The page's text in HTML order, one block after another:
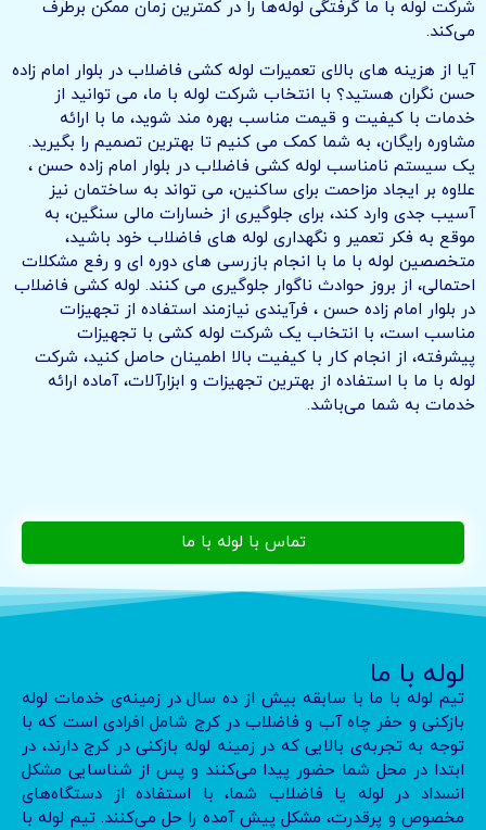
شرکت لوله با ما گرفتگی لوله‌ها را در کمترین زمان ممکن برطرف
می‌کند.
آیا از هزینه های بالای تعمیرات لوله کشی فاضلاب در بلوار امام زاده
حسن نگران هستید؟ با انتخاب شرکت لوله با ما، می توانید از
خدمات با کیفیت و قیمت مناسب بهره مند شوید، ما با ارائه
مشاوره رایگان، به شما کمک می کنیم تا بهترین تصمیم را بگیرید.
یک سیستم نامناسب لوله کشی فاضلاب در بلوار امام زاده حسن ،
علاوه بر ایجاد مزاحمت برای ساکنین، می تواند به ساختمان نیز
آسیب جدی وارد کند، برای جلوگیری از خسارات مالی سنگین، به
موقع به فکر تعمیر و نگهداری لوله های فاضلاب خود باشید،
متخصصین لوله با ما با انجام بازرسی های دوره ای و رفع مشکلات
احتمالی، از بروز حوادث ناگوار جلوگیری می کنند. لوله کشی فاضلاب
در بلوار امام زاده حسن ، فرآیندی نیازمند استفاده از تجهیزات
مناسب است، با انتخاب یک شرکت لوله کشی با تجهیزات
پیشرفته، از انجام کار با کیفیت بالا اطمینان حاصل کنید، شرکت
لوله با ما با استفاده از بهترین تجهیزات و ابزارآلات، آماده ارائه
خدمات به شما می‌باشد.
تماس با لوله با ما
لوله با ما
تیم لوله با ما با سابقه بیش از ده سال در زمینه‌ی خدمات لوله
بازکنی و حفر چاه آب و فاضلاب در کرج شامل افرادی است که با
توجه به تجربه‌ی بالایی که در زمینه لوله بازکنی در کرج دارند، در
ابتدا در محل شما حضور پیدا می‌کنند و پس از شناسایی مشکل
انسداد در لوله یا فاضلاب شما، با استفاده از دستگاه‌های
مخصوص و پرقدرت، مشکل پیش آمده را حل می‌کنند. تیم لوله با